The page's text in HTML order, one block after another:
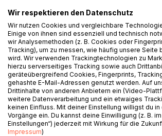
A druid who, through
to glimpse new inner worlds,
In the small village by the
into his world - and speaks of
In the visible.
WEITERE
Wir respektieren den Datenschutz
Wir nutzen Cookies und vergleichbare
Einige von ihnen sind essenziell und technisch
wir Analysemethoden (z. B. Cookies oder
Tracking), um zu messen, wie häufig unsere
wird. Wir verwenden Trackingtechnologien zu
hierzu serverseitiges Tracking sowie auch
geräteübergreifend Cookies, Fingerprints,
gehashte E-Mail-Adressen genutzt werden. Auf
Drittinhalte von anderen Anbietern ein (Video-
weitere Datenverarbeitung und ein etwaiges
keinen Einfluss. Mit deiner Einstellung willigst du
Vorgänge ein. Du kannst deine Einwilligung (z. B.
Einstellungen“) jederzeit mit Wirkung für die
Impressum)